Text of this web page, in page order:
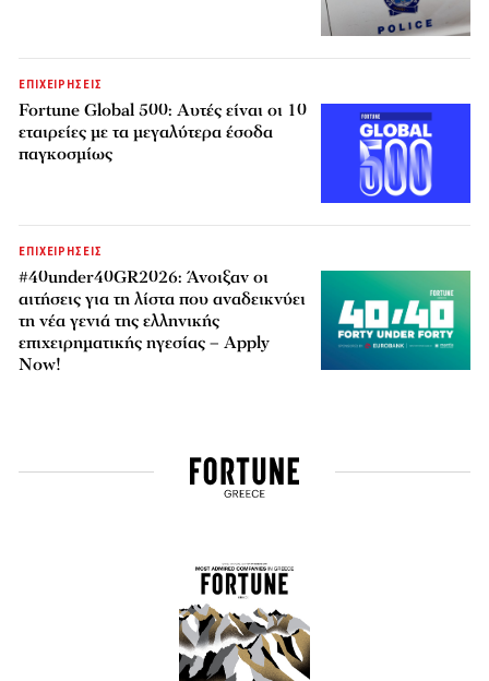
ΕΠΙΧΕΙΡΗΣΕΙΣ
Fortune Global 500: Αυτές είναι οι 10
εταιρείες με τα μεγαλύτερα έσοδα
παγκοσμίως
ΕΠΙΧΕΙΡΗΣΕΙΣ
#40under40GR2026: Άνοιξαν οι
αιτήσεις για τη λίστα που αναδεικνύει
τη νέα γενιά της ελληνικής
επιχειρηματικής ηγεσίας – Apply
Now!